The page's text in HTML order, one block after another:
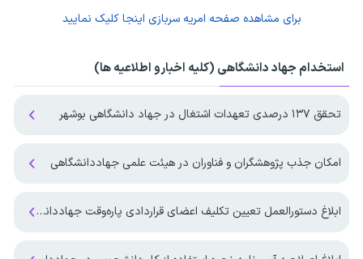
برای مشاهده صفحه امریه سربازی اینجا کلیک نمایید
استخدام جهاد دانشگاهی (کلیه اخبارو اطلاعیه ها)
تحقق ۱۳۷ درصدی تعهدات اشتغال در جهاد دانشگاهی بوشهر
امکان جذب پژوهشگران و فناوران در هیئت علمی جهاددانشگاهی
ابلاغ دستورالعمل تعیین تکلیف اعضای قراردادی پاره‌وقت جهاددانشگاهی